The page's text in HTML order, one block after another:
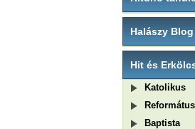
Halászy Blog
Hit és
Katolikus
Református
Baptista